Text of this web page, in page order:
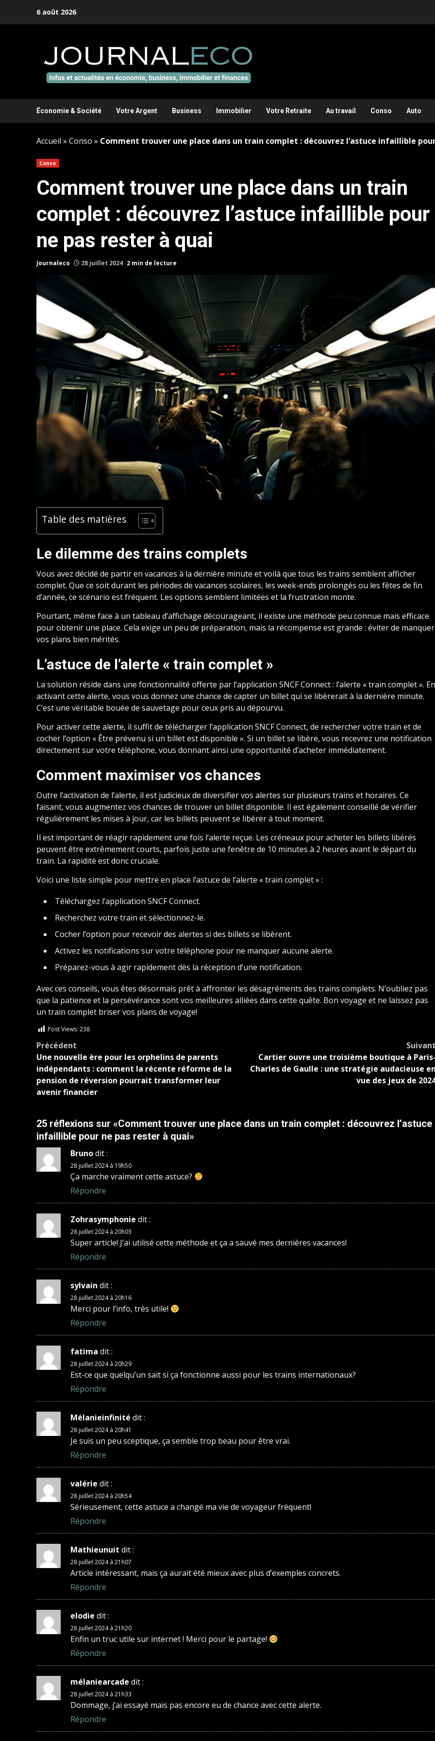
6 août 2026
Économie & Société Votre Argent Business Immobilier Votre Retraite Au travail Conso Auto
Accueil » Conso » Comment trouver une place dans un train complet : découvrez l’astuce infaillible
Conso
Comment trouver une place dans un train
complet : découvrez l’astuce infaillible pour
ne pas rester à quai
Journaleco 28 juillet 2024 2 min de lecture
Table des matières
Le dilemme des trains complets
Vous avez décidé de partir en vacances à la dernière minute et voilà que tous les trains semblent afficher
complet. Que ce soit durant les périodes de vacances scolaires, les week-ends prolongés ou les fêtes de fin
d’année, ce scénario est fréquent. Les options semblent limitées et la frustration monte.
Pourtant, même face à un tableau d’affichage décourageant, il existe une méthode peu connue mais efficace
pour obtenir une place. Cela exige un peu de préparation, mais la récompense est grande : éviter de manquer
vos plans bien mérités.
L’astuce de l’alerte « train complet »
La solution réside dans une fonctionnalité offerte par l’application SNCF Connect : l’alerte « train complet ». En
activant cette alerte, vous vous donnez une chance de capter un billet qui se libèrerait à la dernière minute.
C’est une véritable bouée de sauvetage pour ceux pris au dépourvu.
Pour activer cette alerte, il suffit de télécharger l’application SNCF Connect, de rechercher votre train et de
cocher l’option « Être prévenu si un billet est disponible ». Si un billet se libère, vous recevrez une notification
directement sur votre téléphone, vous donnant ainsi une opportunité d’acheter immédiatement.
Comment maximiser vos chances
Outre l’activation de l’alerte, il est judicieux de diversifier vos alertes sur plusieurs trains et horaires. Ce
faisant, vous augmentez vos chances de trouver un billet disponible. Il est également conseillé de vérifier
régulièrement les mises à jour, car les billets peuvent se libérer à tout moment.
Il est important de réagir rapidement une fois l’alerte reçue. Les créneaux pour acheter les billets libérés
peuvent être extrêmement courts, parfois juste une fenêtre de 10 minutes à 2 heures avant le départ du
train. La rapidité est donc cruciale.
Voici une liste simple pour mettre en place l’astuce de l’alerte « train complet » :
Téléchargez l’application SNCF Connect.
Recherchez votre train et sélectionnez-le.
Cocher l’option pour recevoir des alertes si des billets se libèrent.
Activez les notifications sur votre téléphone pour ne manquer aucune alerte.
Préparez-vous à agir rapidement dès la réception d’une notification.
Avec ces conseils, vous êtes désormais prêt à affronter les désagréments des trains complets. N’oubliez pas
que la patience et la persévérance sont vos meilleures alliées dans cette quête. Bon voyage et ne laissez pas
un train complet briser vos plans de voyage!
Post Views: 238
Navigation
d’article
Précédent
Une nouvelle ère pour les orphelins de parents
indépendants : comment la récente réforme de la
pension de réversion pourrait transformer leur
avenir financier
Suivant
Cartier ouvre une troisième boutique à Paris-
Charles de Gaulle : une stratégie audacieuse en
vue des jeux de
25 réflexions sur «Comment trouver une place dans un train complet : découvrez l’astuce
infaillible pour ne pas rester à quai»
Brunodit :
28 juillet 2024 à 19h50
Ça marche vraiment cette astuce?
Répondre
Zohrasymphonie dit :
28 juillet 2024 à 20h03
Super article! J’ai utilisé cette méthode et ça a sauvé mes dernières vacances!
Répondre
sylvain dit :
28 juillet 2024 à 20h16
Merci pour l’info, très utile!
Répondre
fatima dit :
28 juillet 2024 à 20h29
Est-ce que quelqu’un sait si ça fonctionne aussi pour les trains internationaux?
Répondre
Mélanieinfinité dit :
28 juillet 2024 à 20h41
Je suis un peu sceptique, ça semble trop beau pour être vrai.
Répondre
valérie dit :
28 juillet 2024 à 20h54
Sérieusement, cette astuce a changé ma vie de voyageur fréquent!
Répondre
Mathieunuit dit :
28 juillet 2024 à 21h07
Article intéressant, mais ça aurait été mieux avec plus d’exemples concrets.
Répondre
elodie dit :
28 juillet 2024 à 21h20
Enfin un truc utile sur internet ! Merci pour le partage!
Répondre
mélaniearcade dit :
28 juillet 2024 à 21h33
Dommage, j’ai essayé mais pas encore eu de chance avec cette alerte.
Répondre